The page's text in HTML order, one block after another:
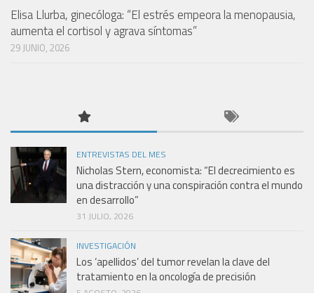
Elisa Llurba, ginecóloga: “El estrés empeora la menopausia,
aumenta el cortisol y agrava síntomas”
29 JUNIO, 2026
ENTREVISTAS DEL MES
Nicholas Stern, economista: “El decrecimiento es
una distracción y una conspiración contra el mundo
en desarrollo”
31 JULIO, 2026
INVESTIGACIÓN
Los ‘apellidos’ del tumor revelan la clave del
tratamiento en la oncología de precisión